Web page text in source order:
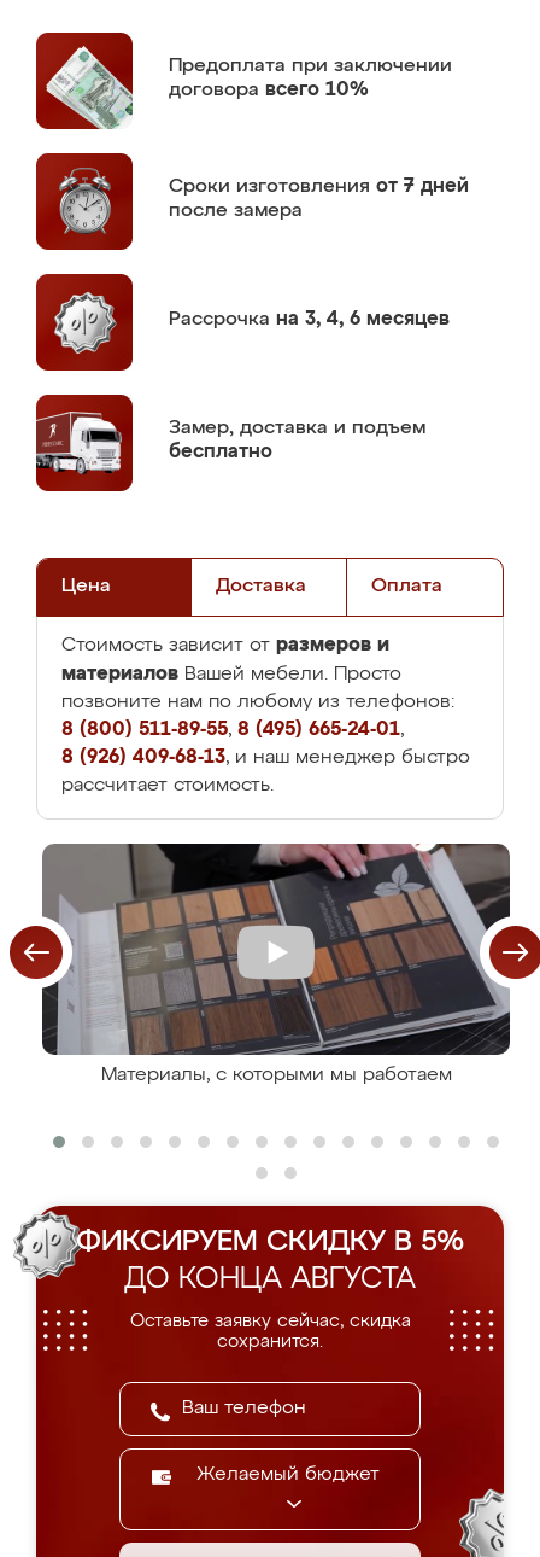
Предоплата при заключении
договора всего 10%
Сроки изготовления от 7 дней
после замера
Рассрочка на 3, 4, 6 месяцев
Замер, доставка и подъем
бесплатно
Цена Доставка Оплата
Стоимость зависит от размеров и
материалов Вашей мебели. Просто
позвоните нам по любому из телефонов:
8 (800) 511-89-55, 8 (495) 665-24-01,
8 (926) 409-68-13, и наш менеджер быстро
рассчитает стоимость.
Материалы, с которыми мы работаем
ФИКСИРУЕМ СКИДКУ В 5%
ДО КОНЦА АВГУСТА
Оставьте заявку сейчас, скидка
сохранится.
Желаемый бюджет